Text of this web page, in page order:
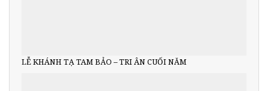
LỄ KHÁNH TẠ TAM BẢO – TRI ÂN CUỐI NĂM